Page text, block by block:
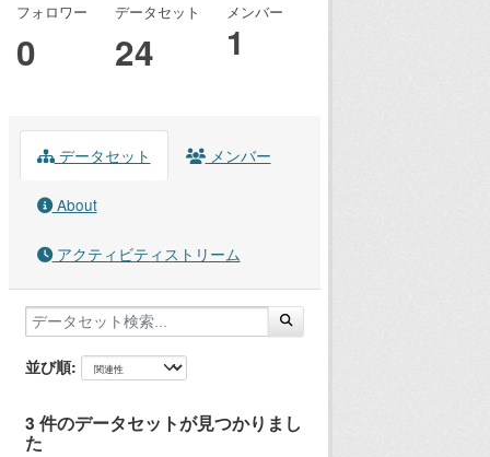
フォロワー
0
データセット
24
メンバー
1
データセット メンバー
About
アクティビティストリーム
並び順
3 件のデータセットが見つかりまし
た